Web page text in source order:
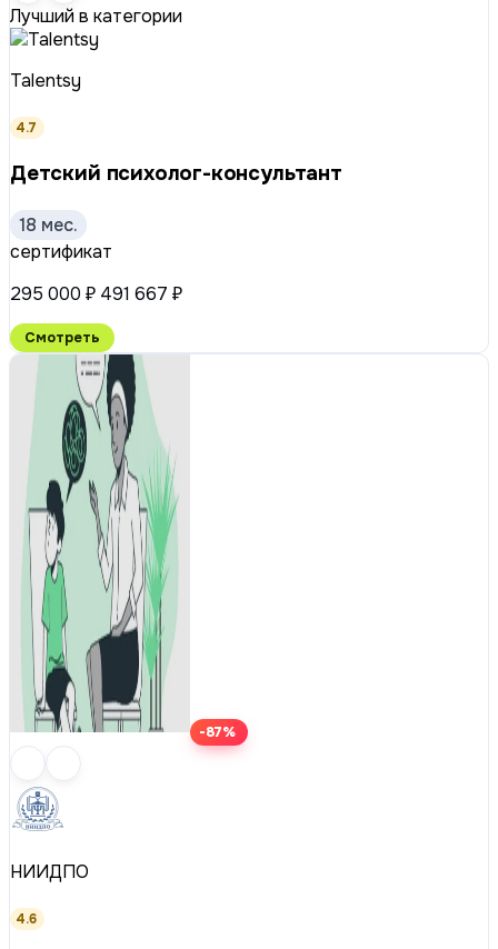
Лучший в категории
Talentsy
4.7
Детский психолог-консультант
18 мес.
сертификат
295 000 ₽ 491 667 ₽
Смотреть
-87%
НИИДПО
4.6